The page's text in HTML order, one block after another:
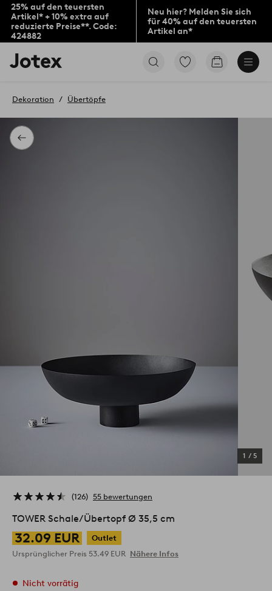
25% auf den teuersten
Artikel* + 10% extra auf
reduzierte Preise**. Code:
424882
Neu hier? Melden Sie sich
für 40% auf den teuersten
Artikel an*
Jotex-
Logo
Startseite
Zu
Produkten
Zum
Zurück
Dekoration Übertöpfe
1 / 5
126 55 bewertungen
TOWER Schale/Übertopf Ø 35,5 cm
32.09 EUR
Outlet
Ursprünglicher Preis 53.49 EUR Nähere Infos
Nicht vorrätig